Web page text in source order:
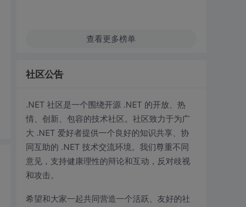
查看更多榜单
社区公告
.NET 社区是一个围绕开源 .NET 的开放、热
情、创新、包容的技术社区。社区致力于为广
大 .NET 爱好者提供一个良好的知识共享、协
同互助的 .NET 技术交流环境。我们尊重不同
意见，支持健康理性的辩论和互动，反对歧视
和攻击。
希望和大家一起共同营造一个活跃、友好的社